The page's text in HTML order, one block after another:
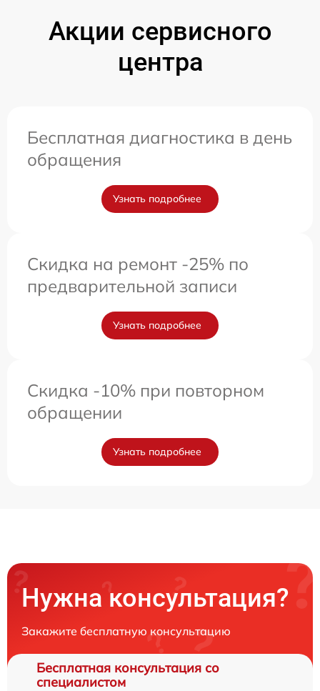
Акции сервисного
центра
Бесплатная диагностика в день
обращения
Узнать подробнее
Скидка на ремонт -25% по
предварительной записи
Узнать подробнее
Скидка -10% при повторном
обращении
Узнать подробнее
Нужна консультация?
Закажите бесплатную консультацию
Бесплатная консультация со
специалистом